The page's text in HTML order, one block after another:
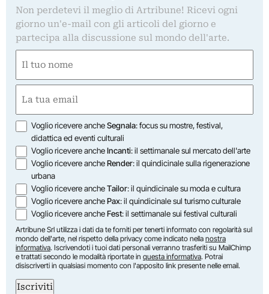
Non perdetevi il meglio di Artribune! Ricevi ogni
giorno un'e-mail con gli articoli del giorno e
partecipa alla discussione sul mondo dell'arte.
(Obbligatorio)
Nome
(Obbligatorio)
Opzioni
Voglio ricevere ancheSegnala: focus su mostre, festival,
didattica ed eventi culturali
Voglio ricevere ancheIncanti: il settimanale sul mercato dell'arte
Voglio ricevere ancheRender: il quindicinale sulla rigenerazione
urbana
Voglio ricevere ancheTailor: il quindicinale su moda e cultura
Voglio ricevere anchePax: il quindicinale sul turismo culturale
Voglio ricevere ancheFest: il settimanale sui festival culturali
Artribune Srl utilizza i dati da te forniti per tenerti informato con regolarità sul
mondo dell'arte, nel rispetto della privacy come indicato nella nostra
informativa. Iscrivendoti i tuoi dati personali verranno trasferiti su MailChimp
e trattati secondo le modalità riportate in questa informativa. Potrai
disiscriverti in qualsiasi momento con l'apposito link presente nelle email.
Iscriviti